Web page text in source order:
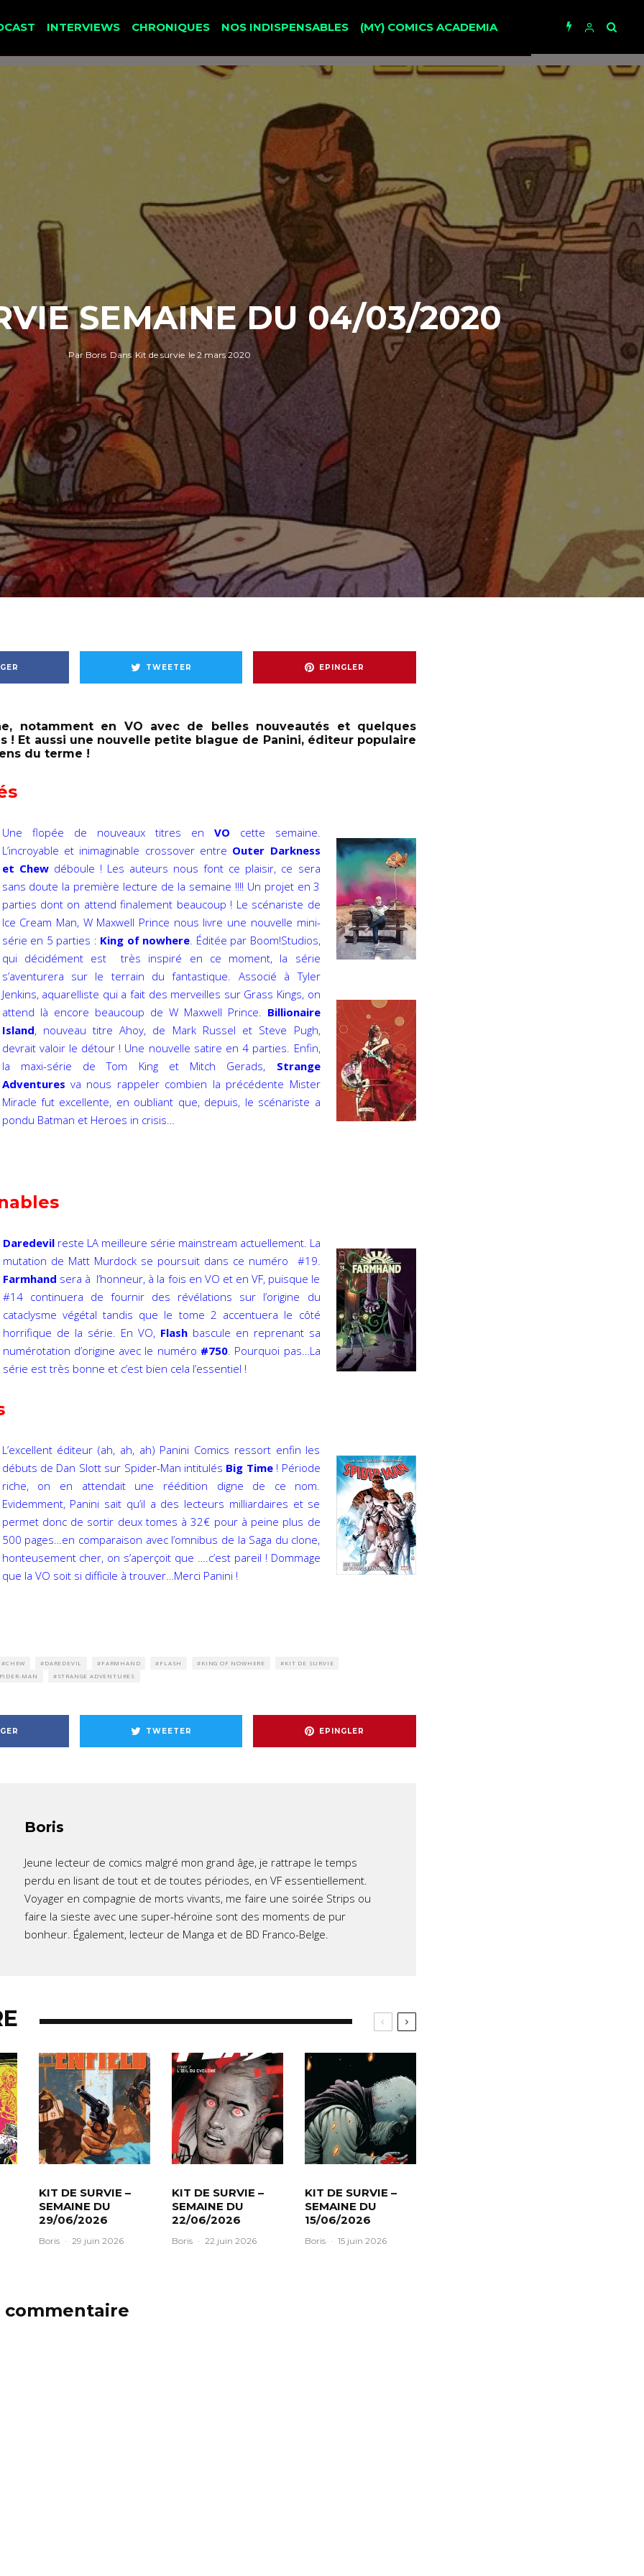
INTERVIEWS CHRONIQUES NOS INDISPENSABLES (MY) COMICS ACADEMIA
SEMAINE DU 04/03/2020
Par Boris Dans Kit de survie le 2 mars 2020
TWEETER EPINGLER
notamment en VO avec de belles nouveautés et quelques
! Et aussi une nouvelle petite blague de Panini, éditeur populaire
du terme !
Une flopée de nouveaux titres en VO cette semaine.
L’incroyable et inimaginable crossover entre Outer Darkness
et Chewdéboule ! Les auteurs nous font ce plaisir, ce sera
sans doute la première lecture de la semaine !!!! Un projet en 3
parties dont on attend finalement beaucoup ! Le scénariste de
Ice Cream Man, W Maxwell Prince nous livre une nouvelle mini-
série en 5 parties : King of nowhere. Éditée par Boom!Studios,
qui décidément est très inspiré en ce moment, la série
s’aventurera sur le terrain du fantastique. Associé à Tyler
Jenkins, aquarelliste qui a fait des merveilles sur Grass Kings, on
attend là encore beaucoup de W Maxwell Prince. Billionaire
Island, nouveau titre Ahoy, de Mark Russel et Steve Pugh,
devrait valoir le détour ! Une nouvelle satire en 4 parties. Enfin,
la maxi-série de Tom King et Mitch Gerads, Strange
Adventures va nous rappeler combien la précédente Mister
Miracle fut excellente, en oubliant que, depuis, le scénariste a
pondu Batman et Heroes in crisis…
Daredevilreste LA meilleure série mainstream actuellement. La
mutation de Matt Murdock se poursuit dans ce numéro #19.
Farmhand sera à l’honneur, à la fois en VO et en VF, puisque le
#14 continuera de fournir des révélations sur l’origine du
cataclysme végétal tandis que le tome 2 accentuera le côté
horrifique de la série. En VO, Flashbascule en reprenant sa
numérotation d’origine avec le numéro #750. Pourquoi pas…La
série est très bonne et c’est bien cela l’essentiel !
L’excellent éditeur (ah, ah, ah) Panini Comics ressort enfin les
débuts de Dan Slott sur Spider-Man intitulés Big Time! Période
riche, on en attendait une réédition digne de ce nom.
Evidemment, Panini sait qu’il a des lecteurs milliardaires et se
permet donc de sortir deux tomes à 32€ pour à peine plus de
500 pages…en comparaison avec l’omnibus de la Saga du clone,
honteusement cher, on s’aperçoit que ….c’est pareil ! Dommage
que la VO soit si difficile à trouver…Merci Panini !
CHEW DAREDEVIL FARMHAND FLASH KING OF NOWHERE
KIT DE SURVIE
MAN STRANGE ADVENTURES
TWEETER EPINGLER
Boris
Jeune lecteur de comics malgré mon grand âge, je rattrape le temps
perdu en lisant de tout et de toutes périodes, en VF essentiellement.
Voyager en compagnie de morts vivants, me faire une soirée Strips ou
faire la sieste avec une super-héroïne sont des moments de pur
bonheur. Également, lecteur de Manga et de BD Franco-Belge.
KIT DE SURVIE –
SEMAINE DU
29/06/2026
Boris · 29 juin 2026
KIT DE SURVIE –
SEMAINE DU
22/06/2026
Boris · 22 juin 2026
KIT DE SURVIE –
SEMAINE DU
15/06/2026
Boris · 15 juin 2026
commentaire